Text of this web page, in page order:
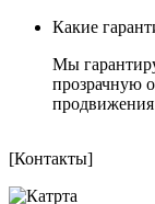
Какие
Мы
прозрачную
продвижения
[Контакты]